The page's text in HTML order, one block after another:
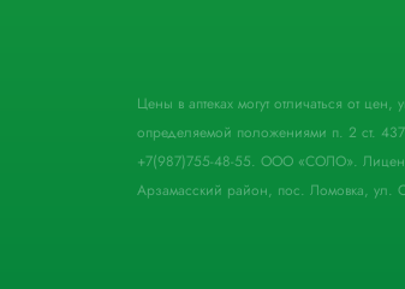
Цены в аптеках могут отличаться от
определяемой положениями п. 2 ст.
+7(987)755-48-55. ООО «СОЛО».
Арзамасский район, пос. Ломовка, ул.